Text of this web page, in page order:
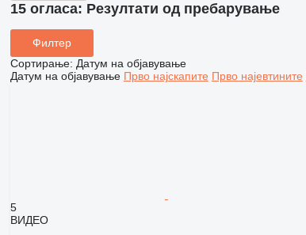
15 огласа: Резултати од пребарување
Филтер
Сортирање: Датум на објавување
Датум на објавување Прво најскапите Прво најевтините
5
ВИДЕО